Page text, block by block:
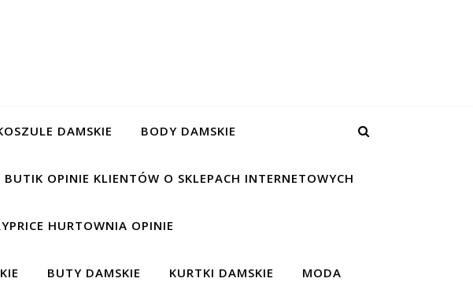
DAMSKIE BODY DAMSKIE
BUTIK OPINIE KLIENTÓW O SKLEPACH INTERNETOWYCH
HURTOWNIA OPINIE
BUTY DAMSKIE KURTKI DAMSKIE MODA